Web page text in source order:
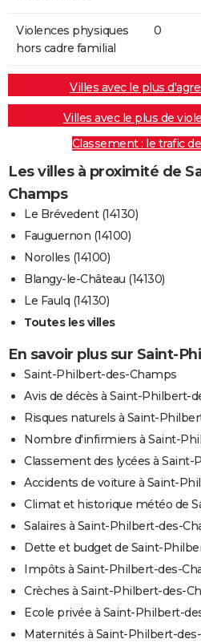
Violences physiques
hors cadre familial
0
Villes avec le plus
Villes avec le plus de
Classement : le trafic
Les villes à proximité de
Champs
Le Brévedent (14130)
Fauguernon (14100)
Norolles (14100)
Blangy-le-Château (14130)
Le Faulq (14130)
Toutes les villes
En savoir plus sur Saint-
Saint-Philbert-des-Champs
Avis de décès à Saint-Philbert-
Risques naturels à Saint-
Nombre d'infirmiers à Saint-
Classement des lycées à
Accidents de voiture à Saint-
Climat et historique météo de
Salaires à Saint-Philbert-des-
Dette et budget de Saint-
Impôts à Saint-Philbert-des-
Crèches à Saint-Philbert-des-
Ecole privée à Saint-Philbert-
Maternités à Saint-Philbert-